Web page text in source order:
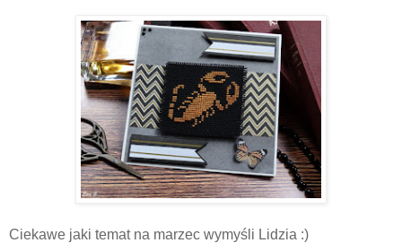
Ciekawe jaki temat na marzec wymyśli Lidzia :)